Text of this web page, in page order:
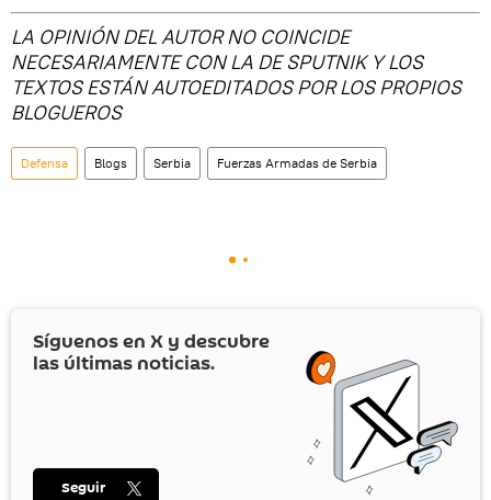
LA OPINIÓN DEL AUTOR NO COINCIDE
NECESARIAMENTE CON LA DE SPUTNIK Y LOS
TEXTOS ESTÁN AUTOEDITADOS POR LOS PROPIOS
BLOGUEROS
Defensa Blogs Serbia Fuerzas Armadas de Serbia
Síguenos en X y descubre
las últimas noticias.
Seguir